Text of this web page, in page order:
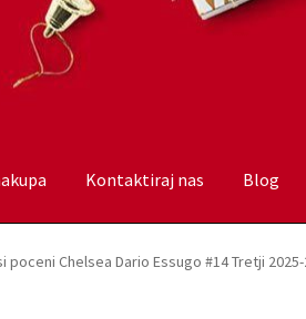
Kontaktiraj nas Blog
nakupaChelsea Dario Essugo #14 Tretji